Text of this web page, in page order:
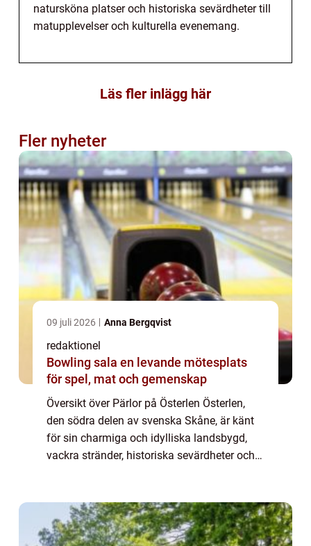
natursköna platser och historiska sevärdheter till
matupplevelser och kulturella evenemang.
Läs fler inlägg här
Fler nyheter
09 juli 2026 Anna Bergqvist
redaktionel
Bowling sala en levande mötesplats
för spel, mat och gemenskap
Översikt över Pärlor på Österlen Österlen,
den södra delen av svenska Skåne, är känt
för sin charmiga och idylliska landsbygd,
vackra stränder, historiska sevärdheter och